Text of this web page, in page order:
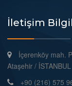
İletişim
İçerenköy mah.
Ataşehir / İSTANBUL
+90 (216) 575